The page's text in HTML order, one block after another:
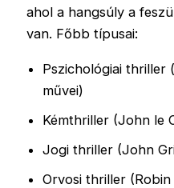
ahol a hangsúly a
van. Főbb típusai:
Pszichológiai thriller
művei)
Kémthriller (John le
Jogi thriller (John
Orvosi thriller (Robin